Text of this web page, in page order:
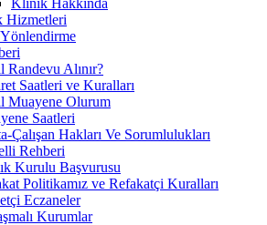
Hizmetleri
Randevu Alınır?
Saatleri ve Kuralları
Muayene Olurum
Saatleri
Çalışan Hakları Ve Sorumlulukları
Rehberi
Kurulu Başvurusu
Politikamız ve Refakatçi Kuralları
Eczaneler
Kurumlar